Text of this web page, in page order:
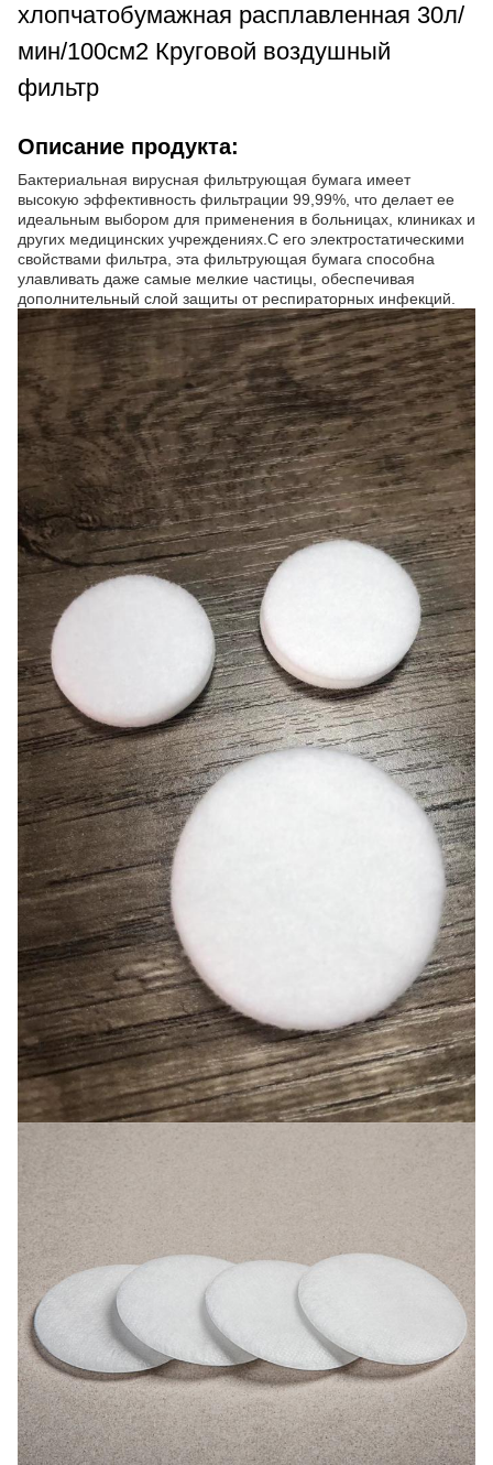
хлопчатобумажная расплавленная 30л/
мин/100см2 Круговой воздушный
фильтр
Описание продукта:
Бактериальная вирусная фильтрующая бумага имеет
высокую эффективность фильтрации 99,99%, что делает ее
идеальным выбором для применения в больницах, клиниках и
других медицинских учреждениях.С его электростатическими
свойствами фильтра, эта фильтрующая бумага способна
улавливать даже самые мелкие частицы, обеспечивая
дополнительный слой защиты от респираторных инфекций.